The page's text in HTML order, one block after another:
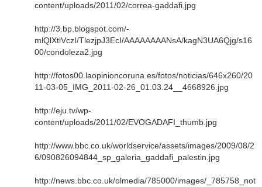
content/uploads/2011/02/correa-gaddafi.jpg
http://3.bp.blogspot.com/-
mlQlXtlVczI/TlezjpJ3EcI/AAAAAAAANsA/kagN3UA6Qjg/s16
00/condoleza2.jpg
http://fotos00.laopinioncoruna.es/fotos/noticias/646x260/20
11-03-05_IMG_2011-02-26_01.03.24__4668926.jpg
http://eju.tv/wp-
content/uploads/2011/02/EVOGADAFI_thumb.jpg
http://www.bbc.co.uk/worldservice/assets/images/2009/08/2
6/090826094844_sp_galeria_gaddafi_palestin.jpg
http://news.bbc.co.uk/olmedia/785000/images/_785758_not